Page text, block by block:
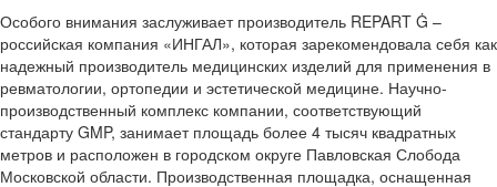
Особого внимания заслуживает производитель REPART Ġ –
российская компания «ИНГАЛ», которая зарекомендовала себя как
надежный производитель медицинских изделий для применения в
ревматологии, ортопедии и эстетической медицине. Научно-
производственный комплекс компании, соответствующий
стандарту GMP, занимает площадь более 4 тысяч квадратных
метров и расположен в городском округе Павловская Слобода
Московской области. Производственная площадка, оснащенная